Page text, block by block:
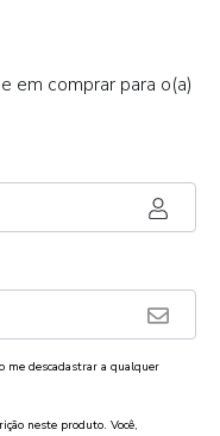
em comprar para o(a)
me descadastrar a qualquer
neste produto. Você,